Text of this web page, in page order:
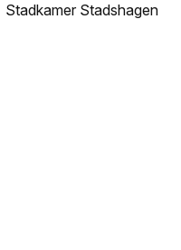
Stadkamer Stadshagen